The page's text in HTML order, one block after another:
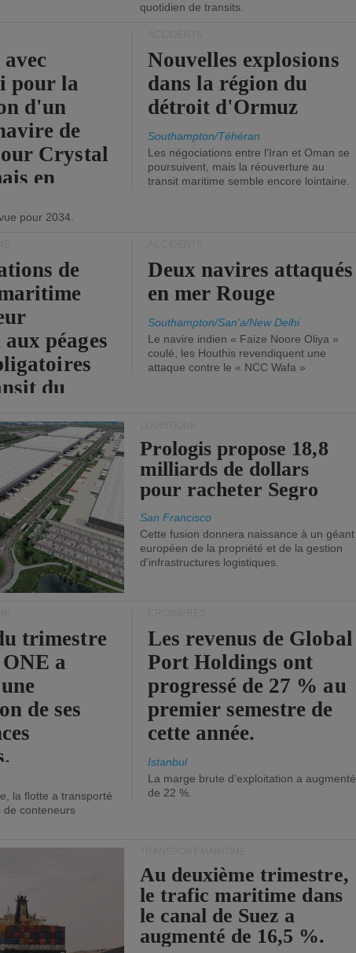
quotidien de transits.
pour la
d'un
de
Crystal
en
pour 2034.
Nouvelles explosions
dans la région du
détroit d'Ormuz
Southampton/Téhéran
Les négociations entre l'Iran et Oman se
poursuivent, mais la réouverture au
transit maritime semble encore lointaine.
de
péages
du
Deux navires attaqués
en mer Rouge
Southampton/San'a/New Delhi
Le navire indien « Faize Noore Oliya »
coulé, les Houthis revendiquent une
attaque contre le « NCC Wafa »
Prologis propose 18,8
milliards de dollars
pour racheter Segro
San Francisco
Cette fusion donnera naissance à un géant
européen de la propriété et de la gestion
d'infrastructures logistiques.
trimestre
a
de ses
la flotte a transporté
de conteneurs
Les revenus de Global
Port Holdings ont
progressé de 27 % au
premier semestre de
cette année.
Istanbul
La marge brute d'exploitation a augmenté
de 22 %.
Au deuxième trimestre,
le trafic maritime dans
le canal de Suez a
augmenté de 16,5 %.